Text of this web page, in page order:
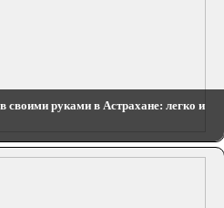
своими руками в Астрахане: легко и